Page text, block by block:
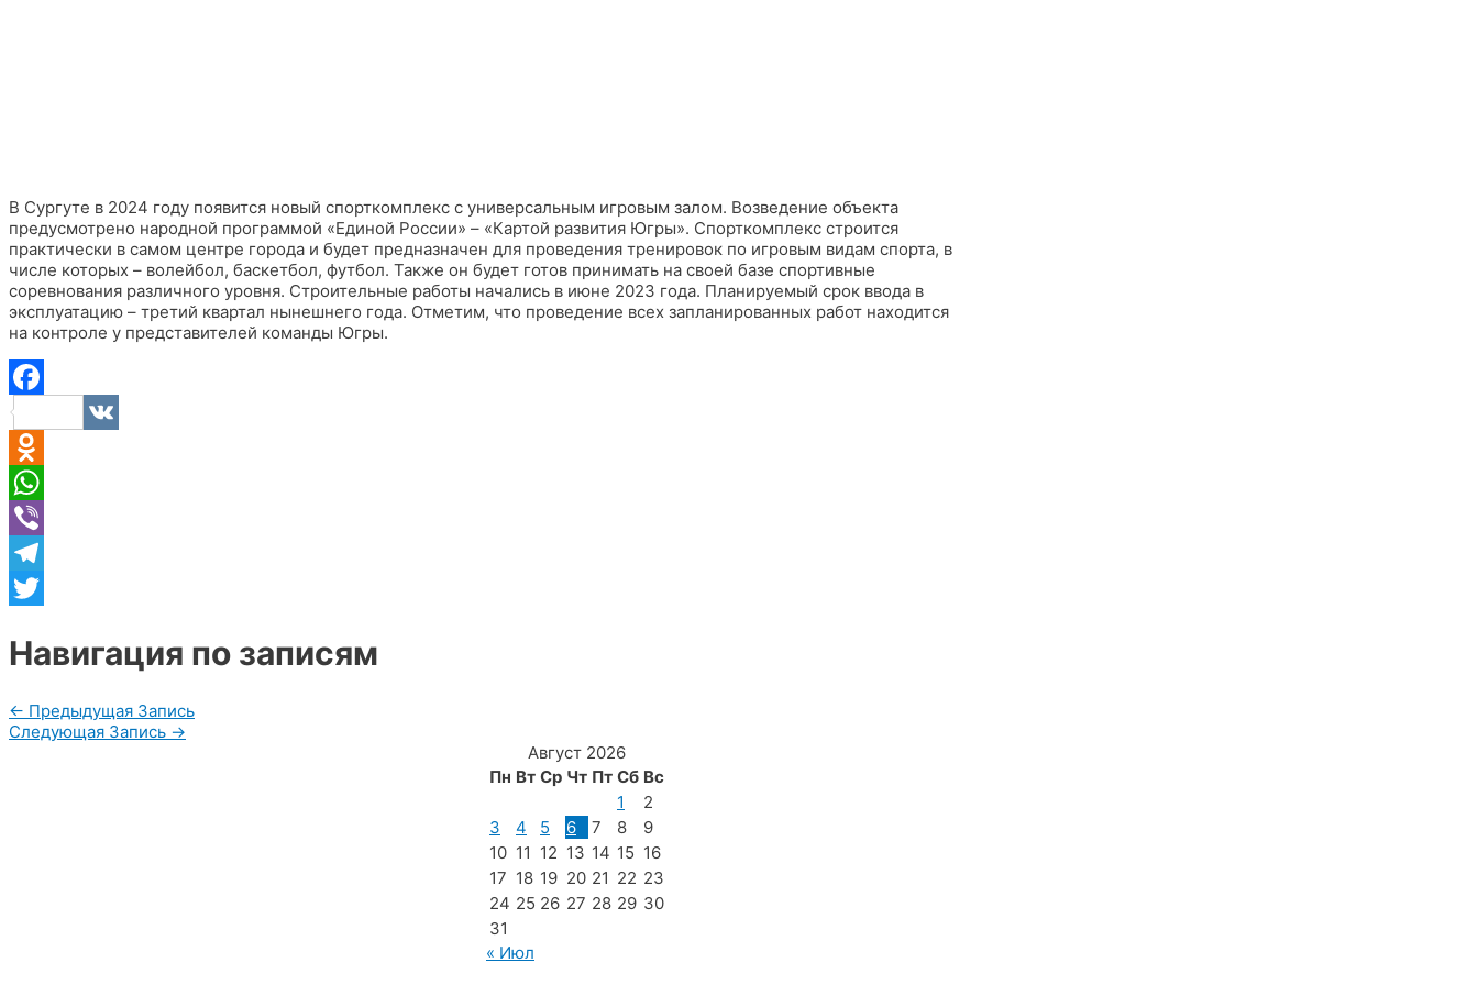
В Сургуте в 2024 году появится новый спорткомплекс с универсальным игровым залом. Возведение объекта
предусмотрено народной программой «Единой России» – «Картой развития Югры». Спорткомплекс строится
практически в самом центре города и будет предназначен для проведения тренировок по игровым видам спорта, в
числе которых – волейбол, баскетбол, футбол. Также он будет готов принимать на своей базе спортивные
соревнования различного уровня. Строительные работы начались в июне 2023 года. Планируемый срок ввода в
эксплуатацию – третий квартал нынешнего года. Отметим, что проведение всех запланированных работ находится
на контроле у представителей команды Югры.
Facebook
VK
Odnoklassniki
WhatsApp
Viber
Telegram
Навигация по записям
← Предыдущая Запись
Следующая Запись →
Август 2026
Пн Вт Ср Чт Пт Сб Вс
1
2
3
4 5 6 7 8
9
10 11 12 13 14 15 16
17 18 19 20 21 22 23
24 25 26 27 28 29 30
31
« Июл